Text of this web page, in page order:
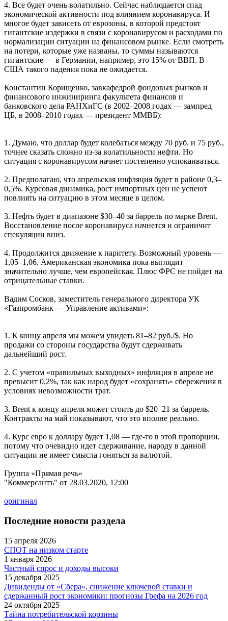
4. Все будет очень волатильно. Сейчас наблюдается спад
экономической активности под влиянием коронавируса. И
многое будет зависеть от еврозоны, в которой предстоят
гигантские издержки в связи с коронавирусом и расходами по
нормализации ситуации на финансовом рынке. Если смотреть
на потери, которые уже названы, то суммы называются
гигантские — в Германии, например, это 15% от ВВП. В
США такого падения пока не ожидается.
Константин Корищенко, завкафедрой фондовых рынков и
финансового инжиниринга факультета финансов и
банковского дела РАНХиГС (в 2002–2008 годах — зампред
ЦБ, в 2008–2010 годах — президент ММВБ):
1. Думаю, что доллар будет колебаться между 70 руб. и 75 руб.,
точнее сказать сложно из-за волатильности нефти. Но
ситуация с коронавирусом начнет постепенно успокаиваться.
2. Предполагаю, что апрельская инфляция будет в районе 0,3–
0,5%. Курсовая динамика, рост импортных цен не успеют
повлиять на ситуацию в этом месяце в целом.
3. Нефть будет в диапазоне $30–40 за баррель по марке Brent.
Восстановление после коронавируса начнется и ограничит
спекуляции вниз.
4. Продолжится движение к паритету. Возможный уровень —
1,05–1,06. Американская экономика пока выглядит
значительно лучше, чем европейская. Плюс ФРС не пойдет на
отрицательные ставки.
Вадим Сосков, заместитель генерального директора УК
«Газпромбанк — Управление активами»:
1. К концу апреля мы можем увидеть 81–82 руб./$. Но
продажи со стороны государства будут сдерживать
дальнейший рост.
2. С учетом «правильных выходных» инфляция в апреле не
превысит 0,2%, так как народ будет «сохранять» сбережения в
условиях невозможности трат.
3. Brent к концу апреля может стоить до $20–21 за баррель.
Контракты на май показывают, что это вполне реально.
4. Курс евро к доллару будет 1,08 — где-то в этой пропорции,
потому что очевидно идет сдерживание, народу в данной
ситуации не имеет смысла гоняться за валютой.
Группа «Прямая речь»
"Коммерсантъ" от 28.03.2020, 12:00
оригинал
Последние новости раздела
15 апреля 2026
СПОТ на низком старте
1 января 2026
Частный спрос и доходы высоки
15 декабря 2025
Дивиденды от «Сбера», снижение ключевой ставки и
сдержанный рост экономики: прогнозы Грефа на 2026 год
24 октября 2025
Тайна потребительской корзины